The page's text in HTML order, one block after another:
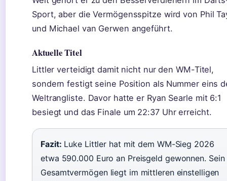
Sport, aber die Vermögensspitze wird von Phil
und Michael van Gerwen angeführt.
Aktuelle Titel
Littler verteidigt damit nicht nur den WM-Titel,
sondern festigt seine Position als Nummer eins
Weltrangliste. Davor hatte er Ryan Searle mit 6:1
besiegt und das Finale um 22:37 Uhr erreicht.
Fazit: Luke Littler hat mit dem WM-Sieg 2026
etwa 590.000 Euro an Preisgeld gewonnen. Sein
Gesamtvermögen liegt im mittleren einstelligen